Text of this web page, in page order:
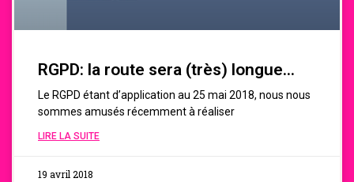
RGPD: la route sera (très) longue…
Le RGPD étant d’application au 25 mai 2018, nous nous
sommes amusés récemment à réaliser
LIRE LA SUITE
19 avril 2018